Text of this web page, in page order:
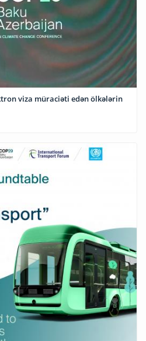
viza müraciəti edən ölkələrin